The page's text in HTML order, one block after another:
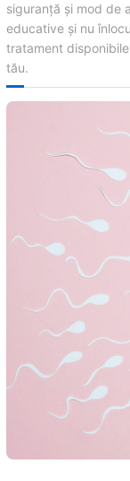
siguranță și mod de
educative și nu
tratament
tău.